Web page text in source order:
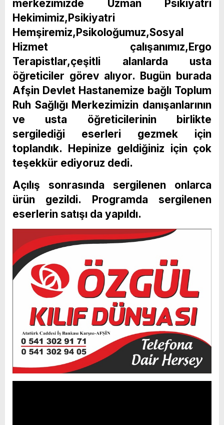
merkezimizde Uzman Psikiyatri
Hekimimiz,Psikiyatri
Hemşiremiz,Psikoloğumuz,Sosyal
Hizmet çalışanımız,Ergo
Terapistlar,çeşitli alanlarda usta
öğreticiler görev alıyor. Bugün burada
Afşin Devlet Hastanemize bağlı Toplum
Ruh Sağlığı Merkezimizin danışanlarının
ve usta öğreticilerinin birlikte
sergilediği eserleri gezmek için
toplandık. Hepinize geldiğiniz için çok
teşekkür ediyoruz dedi.
Açılış sonrasında sergilenen onlarca
ürün gezildi. Programda sergilenen
eserlerin satışı da yapıldı.